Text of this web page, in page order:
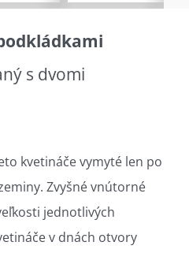
s dvomi
kvetináče vymyté len po
Zvyšné vnútorné
jednotlivých
v dnách otvory